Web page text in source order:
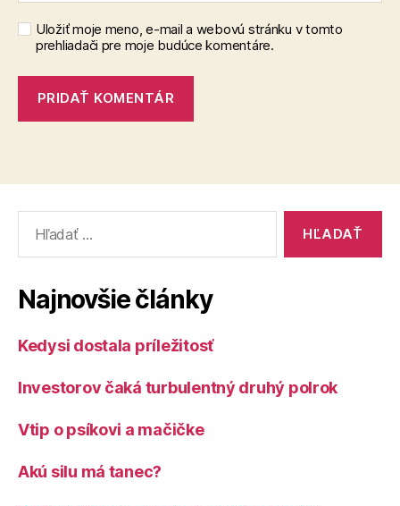
Uložiť moje meno, e-mail a webovú stránku v tomto
prehliadači pre moje budúce komentáre.
Najnovšie články
Kedysi dostala príležitosť
Investorov čaká turbulentný druhý polrok
Vtip o psíkovi a mačičke
Akú silu má tanec?